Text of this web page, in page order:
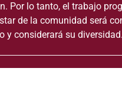
Por lo tanto, el trabajo
de la comunidad será
y considerará su diversidad.